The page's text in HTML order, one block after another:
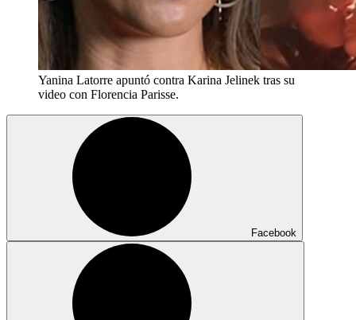
Yanina Latorre apuntó contra Karina Jelinek tras su
video con Florencia Parisse.
Facebook